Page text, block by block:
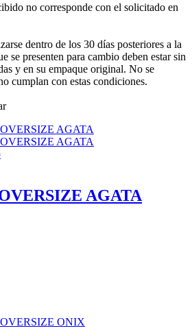
no corresponde con el solicitado en
dentro de los 30 días posteriores a la
se presenten para cambio deben estar sin
y en su empaque original. No se
cumplan con estas condiciones.
AGATA